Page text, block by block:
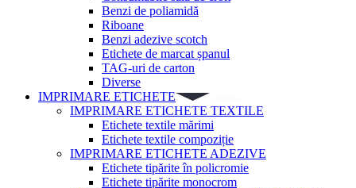
Benzi de poliamidă
Riboane
Benzi adezive scotch
Etichete de marcat șpanul
TAG-uri de carton
Diverse
IMPRIMARE ETICHETE
IMPRIMARE ETICHETE TEXTILE
Etichete textile mărimi
Etichete textile compoziție
IMPRIMARE ETICHETE ADEZIVE
Etichete tipărite în policromie
Etichete tipărite monocrom